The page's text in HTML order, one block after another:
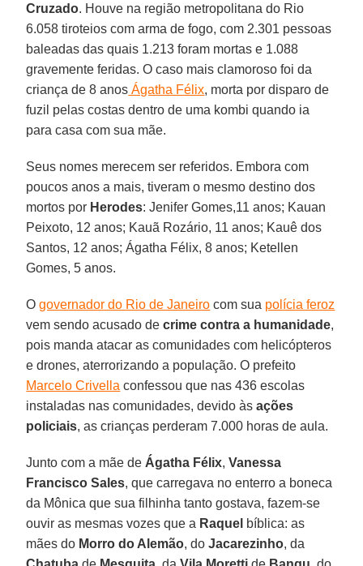
Cruzado. Houve na região metropolitana do Rio
6.058 tiroteios com arma de fogo, com 2.301 pessoas
baleadas das quais 1.213 foram mortas e 1.088
gravemente feridas. O caso mais clamoroso foi da
criança de 8 anos Ágatha Félix, morta por disparo de
fuzil pelas costas dentro de uma kombi quando ia
para casa com sua mãe.
Seus nomes merecem ser referidos. Embora com
poucos anos a mais, tiveram o mesmo destino dos
mortos por Herodes: Jenifer Gomes,11 anos; Kauan
Peixoto, 12 anos; Kauã Rozário, 11 anos; Kauê dos
Santos, 12 anos; Ágatha Félix, 8 anos; Ketellen
Gomes, 5 anos.
Ogovernador do Rio de Janeiro com sua polícia feroz
vem sendo acusado decrime contra a humanidade,
pois manda atacar as comunidades com helicópteros
e drones, aterrorizando a população. O prefeito
Marcelo Crivella confessou que nas 436 escolas
instaladas nas comunidades, devido àsações
policiais, as crianças perderam 7.000 horas de aula.
Junto com a mãe de Ágatha Félix,Vanessa
Francisco Sales, que carregava no enterro a boneca
da Mônica que sua filhinha tanto gostava, fazem-se
ouvir as mesmas vozes que a Raquel bíblica: as
mães do Morro do Alemão, doJacarezinho, da